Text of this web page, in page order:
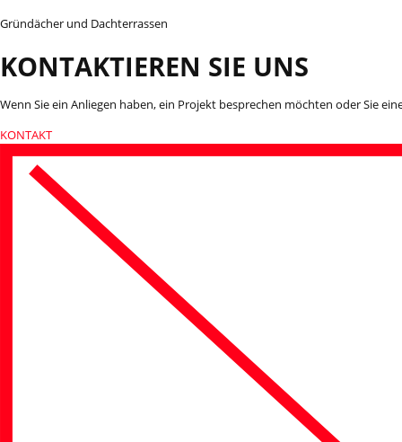
Gründächer und Dachterrassen
KONTAKTIEREN SIE UNS
Wenn Sie ein Anliegen haben, ein Projekt besprechen möchten oder Sie
KONTAKT